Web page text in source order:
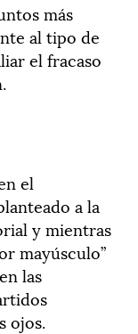
más
al tipo de
el fracaso
el
a la
y mientras
mayúsculo”
las
ojos.